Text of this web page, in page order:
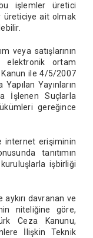
işlemler üretici
üreticiye ait olmak
veya satışlarının
elektronik ortam
Kanun ile 4/5/2007
Yayınların
İşlenen Suçlarla
gereğince
internet erişiminin
tanıtımın
işbirliği
davranan ve
niteliğine göre,
Ceza Kanunu,
İlişkin Teknik